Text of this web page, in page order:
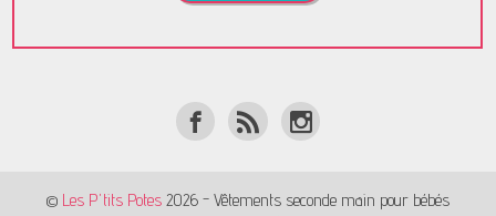
© Les P'tits Potes 2026 - Vêtements seconde main pour bébés